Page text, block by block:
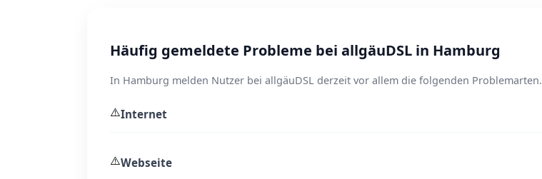
Häufig gemeldete Probleme bei allgäuDSL in Hamburg
In Hamburg melden Nutzer bei allgäuDSL derzeit vor allem die folgenden Problemarten.
⚠️Internet
⚠️Webseite